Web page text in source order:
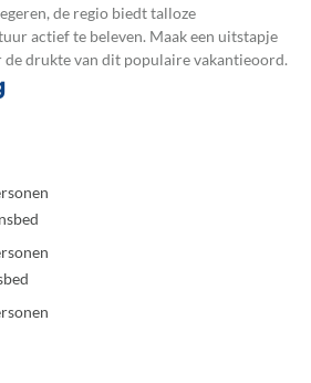
de regio biedt talloze
actief te beleven. Maak een uitstapje
de drukte van dit populaire vakantieoord.